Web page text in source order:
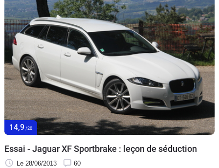
Electriques
Utilitaires
Flottes
Auto
Services
Forum
Moto
14,9 /20
Essai - Jaguar XF Sportbrake : leçon de séduction
Le 28/06/2013 60